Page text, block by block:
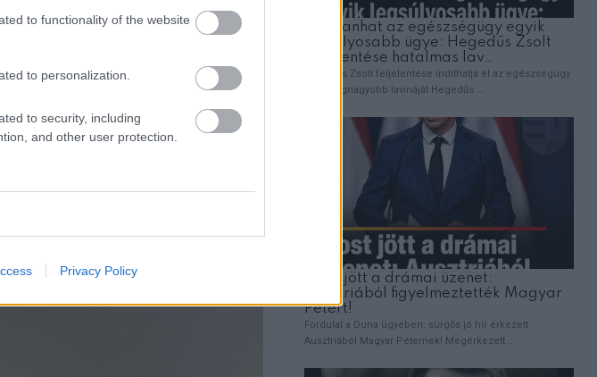
to functionality of the website
to personalization.
to security, including
and other user protection.
Privacy Policy
természetével pedig sokak